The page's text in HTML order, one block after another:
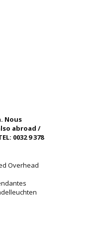
Nous
abroad /
0032 9 378
Overhead